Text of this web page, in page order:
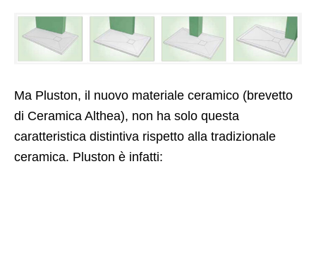
Ma Pluston, il nuovo materiale ceramico (brevetto
di Ceramica Althea), non ha solo questa
caratteristica distintiva rispetto alla tradizionale
ceramica. Pluston è infatti: